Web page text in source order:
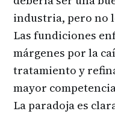
industria, pero no
Las fundiciones
márgenes por la
tratamiento y
mayor
La paradoja es